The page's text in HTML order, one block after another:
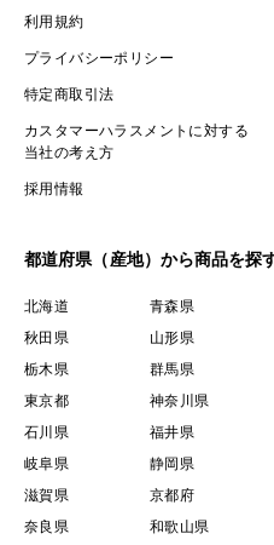
利用規約
プライバシーポリシー
特定商取引法
カスタマーハラスメントに対する
当社の考え方
採用情報
都道府県（産地）から商品を探
北海道 青森県
秋田県
山形県
栃木県
群馬県
東京都
神奈川県
石川県
福井県
岐阜県
静岡県
滋賀県
京都府
奈良県
和歌山県